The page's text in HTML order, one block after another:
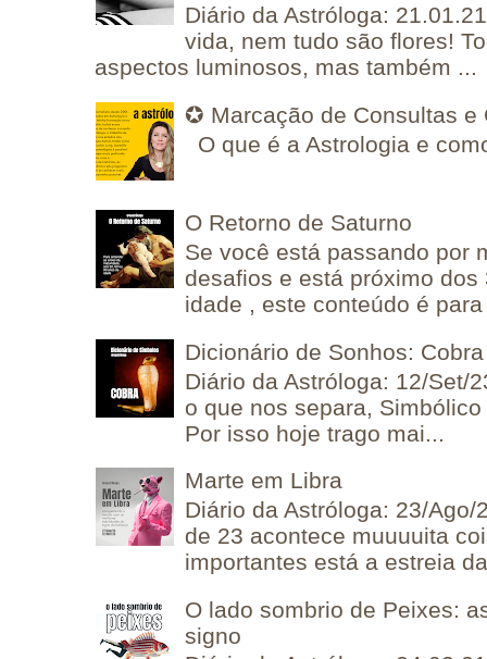
Diário da Astróloga:
vida, nem tudo são flores!
aspectos luminosos, mas também ...
✪ Marcação de Consultas e
O que é a Astrologia e
O Retorno de Saturno
Se você está passando por
desafios e está próximo
idade , este conteúdo é
Dicionário de Sonhos: Cobra
Diário da Astróloga: 12/Set/
o que nos separa,
Por isso hoje trago mai...
Marte em Libra
Diário da Astróloga: 23/
de 23 acontece muuuuita
importantes está a estreia
O lado sombrio de Peixes:
signo